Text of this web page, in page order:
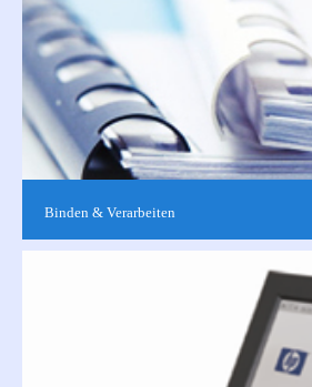
Binden & Verarbeiten
Wir bieten Ihnen
Spiral-/Klebe-/Hardcover-/Kalender-/
vieles mehr. Finden Sie mit uns